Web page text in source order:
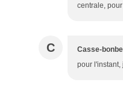
centrale,
C Casse-
pour l'instant,